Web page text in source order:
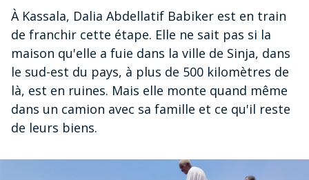
À Kassala, Dalia Abdellatif Babiker est en train
de franchir cette étape. Elle ne sait pas si la
maison qu'elle a fuie dans la ville de Sinja, dans
le sud-est du pays, à plus de 500 kilomètres de
là, est en ruines. Mais elle monte quand même
dans un camion avec sa famille et ce qu'il reste
de leurs biens.